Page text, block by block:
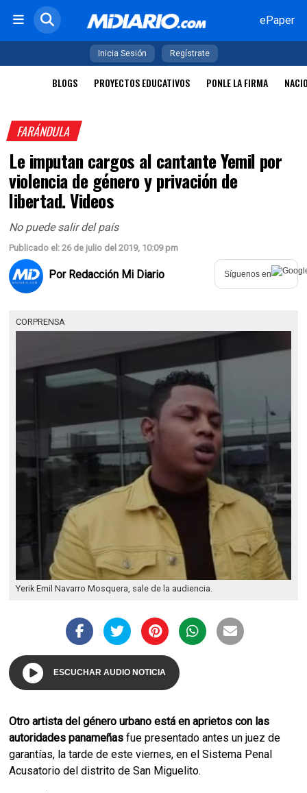
ePaper
Inicia Sesión Regístrate
BLOGS PROYECTOS EDUCATIVOS PONLE LA FIRMA
FARÁNDULA
Le imputan cargos al cantante Yemil por
violencia de género y privación de
libertad. Videos
No puede salir del país
Publicado el: 26 de julio del 2019, 10:09 pm
Por Redacción Mi Diario Síguenos en
CORPRENSA
Yerik Emil Navarro Mosquera, sale de la audiencia.
ESCUCHAR AUDIO NOTICIA
Otro artista del género urbano está en aprietos con las
autoridades panameñas fue presentado antes un juez de
garantías, la tarde de este viernes, en el Sistema Penal
Acusatorio del distrito de San Miguelito.